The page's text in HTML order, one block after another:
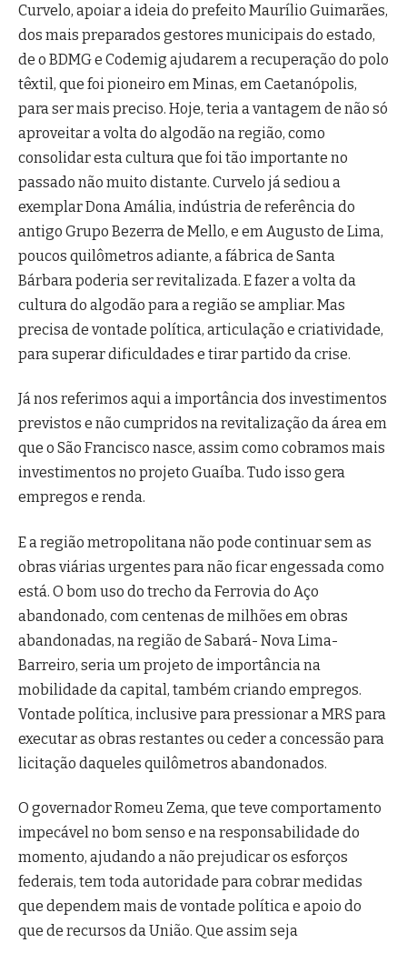
Curvelo, apoiar a ideia do prefeito Maurílio Guimarães,
dos mais preparados gestores municipais do estado,
de o BDMG e Codemig ajudarem a recuperação do polo
têxtil, que foi pioneiro em Minas, em Caetanópolis,
para ser mais preciso. Hoje, teria a vantagem de não só
aproveitar a volta do algodão na região, como
consolidar esta cultura que foi tão importante no
passado não muito distante. Curvelo já sediou a
exemplar Dona Amália, indústria de referência do
antigo Grupo Bezerra de Mello, e em Augusto de Lima,
poucos quilômetros adiante, a fábrica de Santa
Bárbara poderia ser revitalizada. E fazer a volta da
cultura do algodão para a região se ampliar. Mas
precisa de vontade política, articulação e criatividade,
para superar dificuldades e tirar partido da crise.
Já nos referimos aqui a importância dos investimentos
previstos e não cumpridos na revitalização da área em
que o São Francisco nasce, assim como cobramos mais
investimentos no projeto Guaíba. Tudo isso gera
empregos e renda.
E a região metropolitana não pode continuar sem as
obras viárias urgentes para não ficar engessada como
está. O bom uso do trecho da Ferrovia do Aço
abandonado, com centenas de milhões em obras
abandonadas, na região de Sabará- Nova Lima-
Barreiro, seria um projeto de importância na
mobilidade da capital, também criando empregos.
Vontade política, inclusive para pressionar a MRS para
executar as obras restantes ou ceder a concessão para
licitação daqueles quilômetros abandonados.
O governador Romeu Zema, que teve comportamento
impecável no bom senso e na responsabilidade do
momento, ajudando a não prejudicar os esforços
federais, tem toda autoridade para cobrar medidas
que dependem mais de vontade política e apoio do
que de recursos da União. Que assim seja